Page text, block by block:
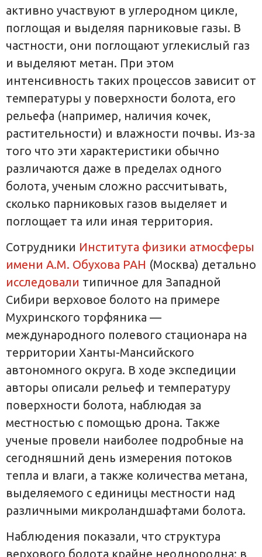
активно участвуют в углеродном цикле,
поглощая и выделяя парниковые газы. В
частности, они поглощают углекислый газ
и выделяют метан. При этом
интенсивность таких процессов зависит от
температуры у поверхности болота, его
рельефа (например, наличия кочек,
растительности) и влажности почвы. Из-за
того что эти характеристики обычно
различаются даже в пределах одного
болота, ученым сложно рассчитывать,
сколько парниковых газов выделяет и
поглощает та или иная территория.
Сотрудники Института физики атмосферы
имени А.М. Обухова РАН (Москва) детально
исследовали типичное для Западной
Сибири верховое болото на примере
Мухринского торфяника —
международного полевого стационара на
территории Ханты-Мансийского
автономного округа. В ходе экспедиции
авторы описали рельеф и температуру
поверхности болота, наблюдая за
местностью с помощью дрона. Также
ученые провели наиболее подробные на
сегодняшний день измерения потоков
тепла и влаги, а также количества метана,
выделяемого с единицы местности над
различными микроландшафтами болота.
Наблюдения показали, что структура
верхового болота крайне неоднородна: в